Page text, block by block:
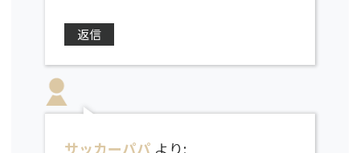
返信
サッカーパパ より: